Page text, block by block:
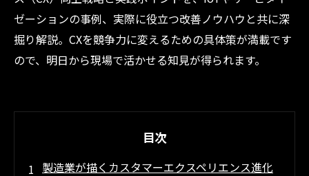
ゼーションの事例、実際に役立つ改善ノウハウと共に深
掘り解説。CXを競争力に変えるための具体策が満載です
ので、明日から現場で活かせる知見が得られます。
目次
製造業が描くカスタマーエクスペリエンス進化